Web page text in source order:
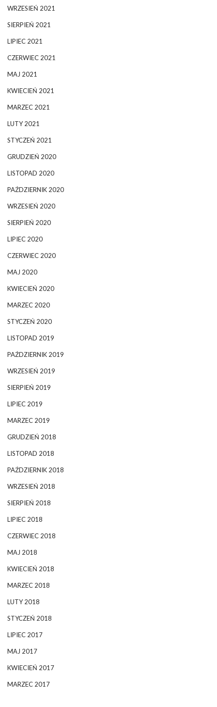
WRZESIEŃ 2021
SIERPIEŃ 2021
LIPIEC 2021
CZERWIEC 2021
MAJ 2021
KWIECIEŃ 2021
MARZEC 2021
LUTY 2021
STYCZEŃ 2021
GRUDZIEŃ 2020
LISTOPAD 2020
PAŹDZIERNIK 2020
WRZESIEŃ 2020
SIERPIEŃ 2020
LIPIEC 2020
CZERWIEC 2020
MAJ 2020
KWIECIEŃ 2020
MARZEC 2020
STYCZEŃ 2020
LISTOPAD 2019
PAŹDZIERNIK 2019
WRZESIEŃ 2019
SIERPIEŃ 2019
LIPIEC 2019
MARZEC 2019
GRUDZIEŃ 2018
LISTOPAD 2018
PAŹDZIERNIK 2018
WRZESIEŃ 2018
SIERPIEŃ 2018
LIPIEC 2018
CZERWIEC 2018
MAJ 2018
KWIECIEŃ 2018
MARZEC 2018
LUTY 2018
STYCZEŃ 2018
LIPIEC 2017
MAJ 2017
KWIECIEŃ 2017
MARZEC 2017